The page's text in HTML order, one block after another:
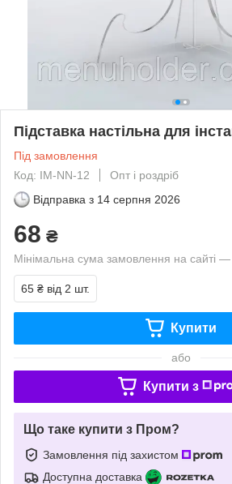
Підставка настільна для
Під замовлення
Код: IM-NN-12
Опт і роздріб
Відправка з 14 серпня 2026
68 ₴
Мінімальна сума замовлення на сайті
65 ₴ від 2 шт.
Купити
або
Купити з
Що таке купити з Пром?
Замовлення під захистом
Доступна доставка